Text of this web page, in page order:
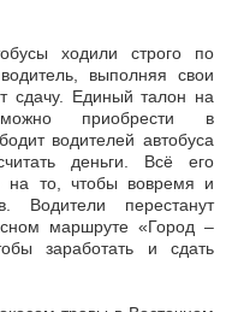
ходили строго по
выполняя свои
сдачу. Единый талон на
приобрести в
водителей автобуса
деньги. Всё его
на то, чтобы вовремя и
Водители перестанут
маршруте «Город –
заработать и сдать